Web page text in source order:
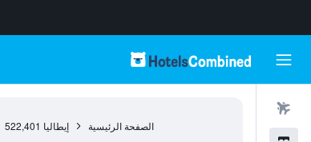
الصفحة الرئيسية إيطاليا 522,401